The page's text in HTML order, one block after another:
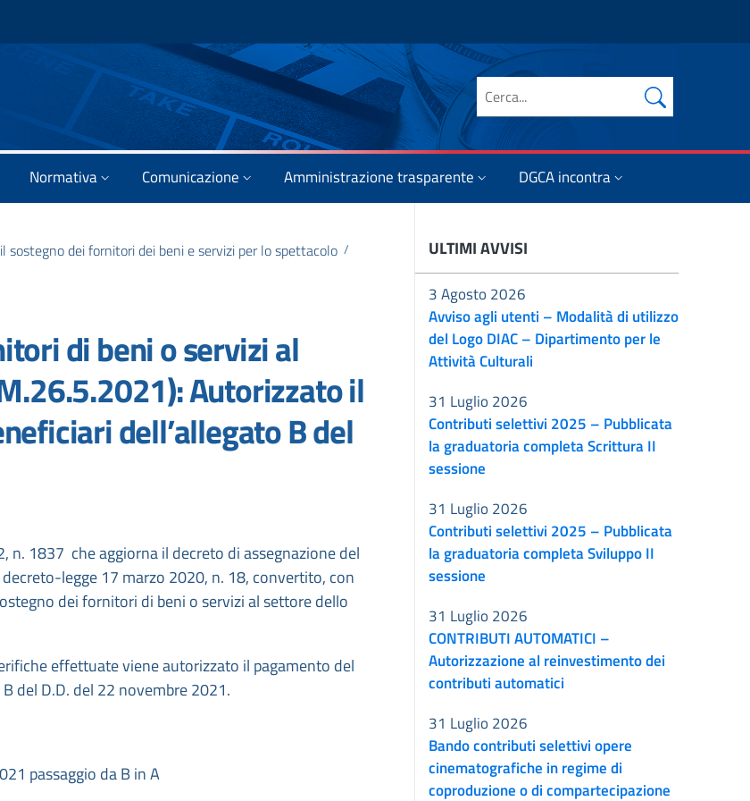
Cerca nel sito
Normativa Comunicazione Amministrazione trasparente DGCA incontra
sostegno dei fornitori dei beni e servizi per lo spettacolo /
di beni o servizi al
Autorizzato il
dell’allegato B del
1837 che aggiorna il decreto di assegnazione del
legge 17 marzo 2020, n. 18, convertito, con
dei fornitori di beni o servizi al settore dello
effettuate viene autorizzato il pagamento del
del D.D. del 22 novembre 2021.
passaggio da B in A
ULTIMI AVVISI
Avviso agli utenti – Modalità di utilizzo
del Logo DIAC – Dipartimento per le
Attività Culturali
3 Agosto 2026
Contributi selettivi 2025 – Pubblicata
la graduatoria completa Scrittura II
sessione
31 Luglio 2026
Contributi selettivi 2025 – Pubblicata
la graduatoria completa Sviluppo II
sessione
31 Luglio 2026
CONTRIBUTI AUTOMATICI –
Autorizzazione al reinvestimento dei
contributi automatici
31 Luglio 2026
Bando contributi selettivi opere
cinematografiche in regime di
coproduzione o di compartecipazione
31 Luglio 2026